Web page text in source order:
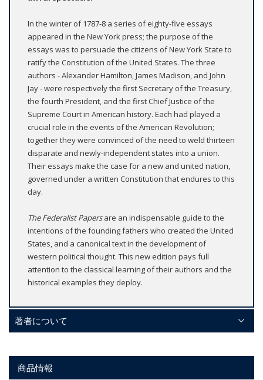
In the winter of 1787-8 a series of eighty-five essays
appeared in the New York press; the purpose of the
essays was to persuade the citizens of New York State to
ratify the Constitution of the United States. The three
authors - Alexander Hamilton, James Madison, and John
Jay - were respectively the first Secretary of the Treasury,
the fourth President, and the first Chief Justice of the
Supreme Court in American history. Each had played a
crucial role in the events of the American Revolution;
together they were convinced of the need to weld thirteen
disparate and newly-independent states into a union.
Their essays make the case for a new and united nation,
governed under a written Constitution that endures to this
day.
The Federalist Papersare an indispensable guide to the
intentions of the founding fathers who created the United
States, and a canonical text in the development of
western political thought. This new edition pays full
attention to the classical learning of their authors and the
historical examples they deploy.
著者について
商品情報